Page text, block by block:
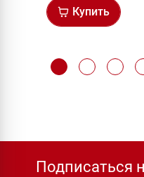
Купить
Подписаться